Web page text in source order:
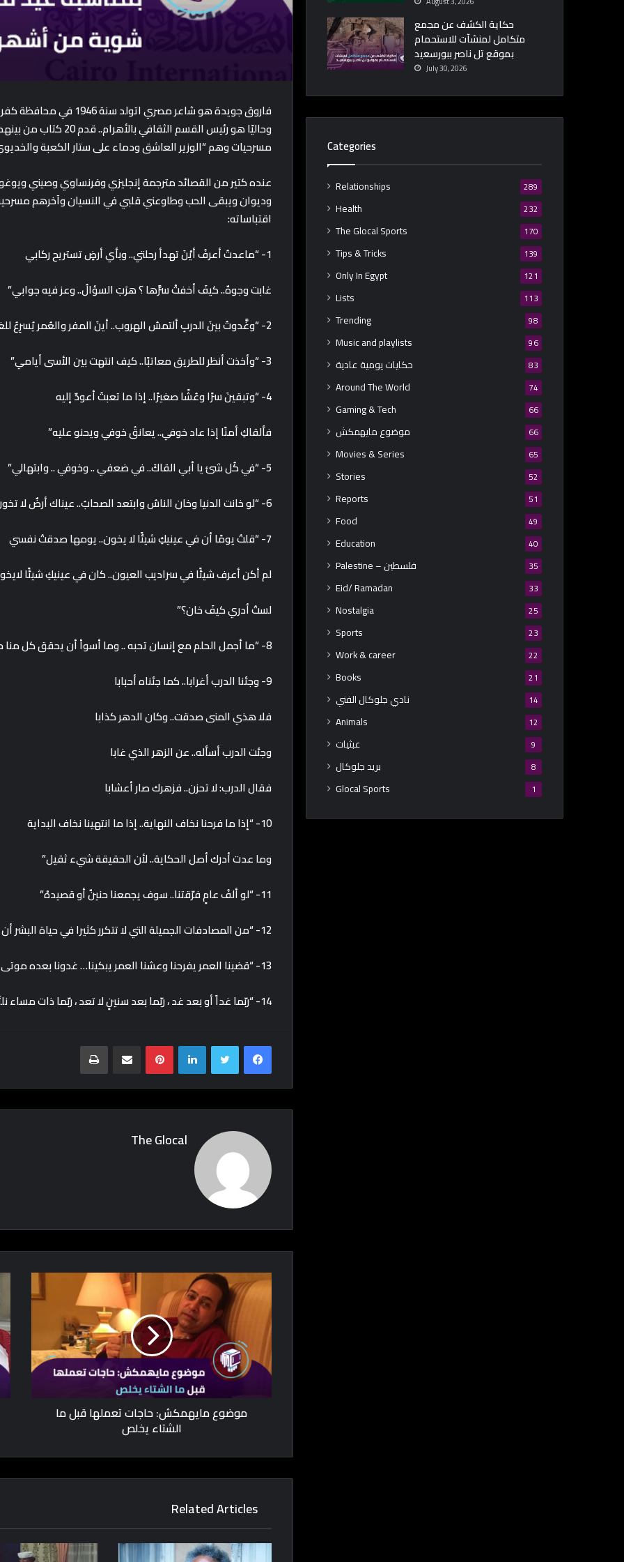
مسرحيات وهم “الوزير العاشق ودماء على ستار الكعبة
عنده كتير من القصائد مترجمة إنجليزي وفرنساوي وصيني
وديوان ويبقى الحب وطاوعني قلبي في النسيان وآخرهم
اقتباساته:
1- “ماعدتُ أعرفُ أيْنَ تهدأ رحلتي.. وبأي أرضٍ تستريح ركابي
غابت وجوهٌ.. كيفَ أخفتْ سرَّها ؟ هرَبَ السؤالُ.. وعز فيه جوابي”
2- “وغَّدوتُ بينَ الدربِ ألتمسُ الهروب.. أينَ المفر والعُمر يُسرِعُ للغروب”
3- “وأخذت أنظر للطريق معاتبًا.. كيف انتهت بين الأسى أيامي”
4- “وتبقينَ سرًا وعُشًا صغيرًا.. إذا ما تعبتُ أعودّ إليه
فألقاكِ أمنًا إذا عاد خوفي.. يعانقُ خوفي ويحنو عليه”
5- “في كُل شئ يا أبي القاكَ.. في ضعفي .. وخوفي .. وابتهالي”
6- “لو خانت الدنيا وخان الناسُ وابتعد الصحابُ.. عيناك أرضٌ لا تخونُ”
7- “قلتُ يومًا أن في عينيكِ شيئًا لا يخون.. يومها صدقتُ نفسي
لم أكن أعرف شيئًا في سراديب العيون.. كان في عينيكِ شيئًا
لستُ أدري كيفَ خان؟”
8- “ما أجمل الحلم مع إنسان تحبه .. وما أسوأ أن يحقق كل منا حلمه بعيداً عن الآخر”
9- وجئنا الدرب أغرابا.. كما جئناه أحبابا
فلا هذي المنى صدقت.. وكان الدهر كذابا
وجئت الدرب أسأله.. عن الزهر الذي غابا
فقال الدرب: لا تحزن.. فزهرك صار أعشابا
10- “إذا ما فرحنا نخاف النهاية.. إذا ما انتهينا نخاف البداية
وما عدت أدرك أصل الحكاية.. لأن الحقيقة شيء ثقيل”
11- “لو ألفُ عامٍ فرّقتنا.. سوف يجمعنا حنينٌ أو قصيدهْ”
12- “من المصادفات الجميلة التي لا تتكرر كثيرا في حياة البشر أن يجتمع الحب والصداقة في شخص واحد.”
13- “قضينا العمر يفرحنا وعشنا العمر يبكينا… غدونا بعده موتى فمن يا قلب يحيينا؟”
14- “ربّما غداً أو بعد غد ، ربّما بعد سنينٍ لا تعد ، ربّما ذات مساء نلتَقي ، في طريقٍ عابرٍ من غير قصْد”
Facebook
Twitter
LinkedIn
Pinterest
Print
The Glocal
موضوع مايهمكش: حاجات تعملها قبل ما
الشتاء يخلص
Related Articles
حكاية الكشف عن مجمع
متكامل لمنشآت للاستحمام
بموقع تل ناصر ببورسعيد
July 30, 2026
Categories
Relationships 289
Health 232
The Glocal Sports 170
Tips & Tricks 139
Only In Egypt 121
Lists 113
Trending 98
Music and playlists 96
حكايات يومية عادية 83
Around The World 74
Gaming & Tech 66
موضوع مايهمكش 66
Movies & Series 65
Stories 52
Reports 51
Food 49
Education 40
Palestine – فلسطين 35
Eid/ Ramadan 33
Nostalgia 25
Sports 23
Work & career 22
Books 21
نادي جلوكال الفني 14
Animals 12
عبثيات 9
بريد جلوكال 8
Glocal Sports 1